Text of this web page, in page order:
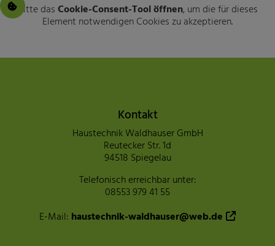
Bitte das Cookie-Consent-Tool öffnen, um die für dieses
Element notwendigen Cookies zu akzeptieren.
Kontakt
Haustechnik Waldhauser GmbH
Reutecker Str. 1d
94518 Spiegelau
Telefonisch erreichbar unter:
08553 979 41 55
E-Mail: haustechnik-waldhauser@web.de